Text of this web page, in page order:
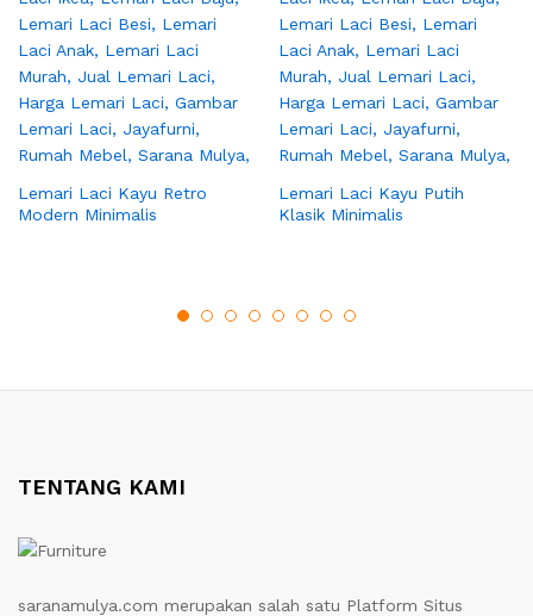
Lemari Laci Kayu Retro
Modern Minimalis
Lemari Laci Kayu Putih
Klasik Minimalis
TENTANG KAMI
saranamulya.com merupakan salah satu Platform Situs